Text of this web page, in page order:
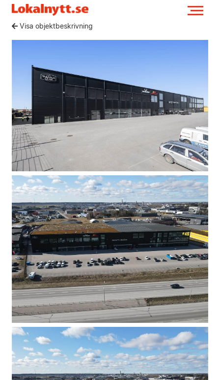
Visa objektbeskrivning